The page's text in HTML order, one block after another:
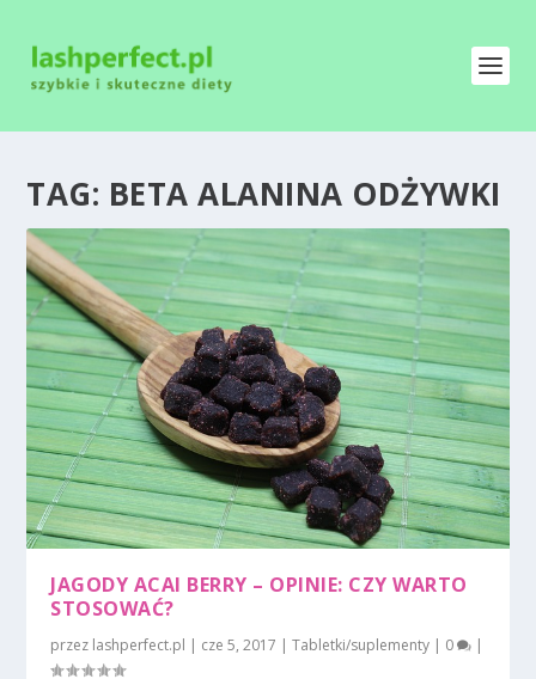
TAG: BETA ALANINA ODŻYWKI
JAGODY ACAI BERRY – OPINIE: CZY WARTO
STOSOWAĆ?
przez lashperfect.pl | cze 5, 2017 |Tabletki/suplementy | 0 |